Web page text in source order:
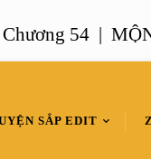
54 |MỘNG
SẮP EDIT